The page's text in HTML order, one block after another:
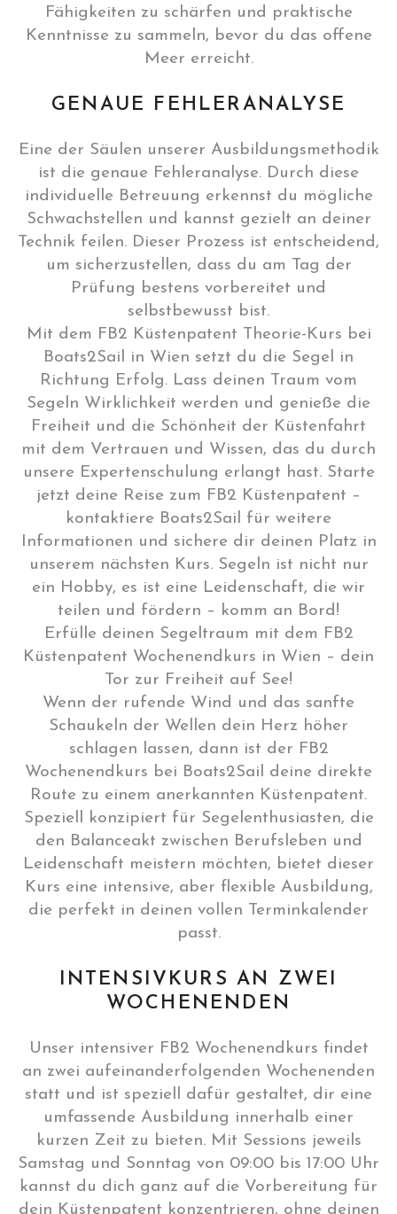
Fähigkeiten zu schärfen und praktische
Kenntnisse zu sammeln, bevor du das offene
Meer erreicht.
GENAUE FEHLERANALYSE
Eine der Säulen unserer Ausbildungsmethodik
ist die genaue Fehleranalyse. Durch diese
individuelle Betreuung erkennst du mögliche
Schwachstellen und kannst gezielt an deiner
Technik feilen. Dieser Prozess ist entscheidend,
um sicherzustellen, dass du am Tag der
Prüfung bestens vorbereitet und
selbstbewusst bist.
Mit dem FB2 Küstenpatent Theorie-Kurs bei
Boats2Sail in Wien setzt du die Segel in
Richtung Erfolg. Lass deinen Traum vom
Segeln Wirklichkeit werden und genieße die
Freiheit und die Schönheit der Küstenfahrt
mit dem Vertrauen und Wissen, das du durch
unsere Expertenschulung erlangt hast. Starte
jetzt deine Reise zum FB2 Küstenpatent –
kontaktiere Boats2Sail für weitere
Informationen und sichere dir deinen Platz in
unserem nächsten Kurs. Segeln ist nicht nur
ein Hobby, es ist eine Leidenschaft, die wir
teilen und fördern – komm an Bord!
Erfülle deinen Segeltraum mit dem FB2
Küstenpatent Wochenendkurs in Wien – dein
Tor zur Freiheit auf See!
Wenn der rufende Wind und das sanfte
Schaukeln der Wellen dein Herz höher
schlagen lassen, dann ist der FB2
Wochenendkurs bei Boats2Sail deine direkte
Route zu einem anerkannten Küstenpatent.
Speziell konzipiert für Segelenthusiasten, die
den Balanceakt zwischen Berufsleben und
Leidenschaft meistern möchten, bietet dieser
Kurs eine intensive, aber flexible Ausbildung,
die perfekt in deinen vollen Terminkalender
passt.
INTENSIVKURS AN ZWEI
WOCHENENDEN
Unser intensiver FB2 Wochenendkurs findet
an zwei aufeinanderfolgenden Wochenenden
statt und ist speziell dafür gestaltet, dir eine
umfassende Ausbildung innerhalb einer
kurzen Zeit zu bieten. Mit Sessions jeweils
Samstag und Sonntag von 09:00 bis 17:00 Uhr
kannst du dich ganz auf die Vorbereitung für
dein Küstenpatent konzentrieren, ohne deinen